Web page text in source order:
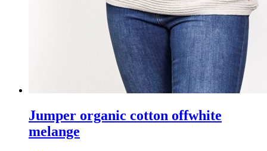
Jumper organic cotton offwhite
melange